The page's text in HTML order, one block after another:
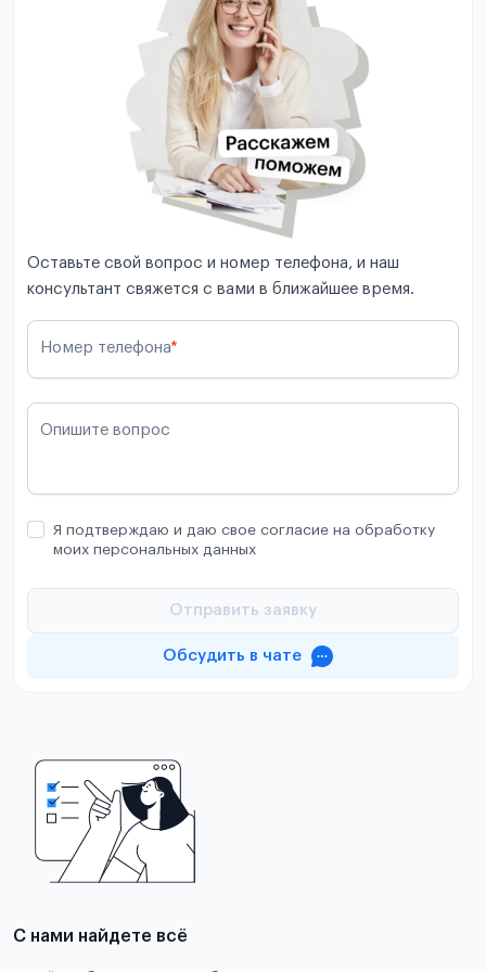
Оставьте свой вопрос и номер телефона, и наш
консультант свяжется с вами в ближайшее время.
Номер телефона*
Опишите вопрос
Я подтверждаю и даю свое согласие на обработку
моих персональных данных
Отправить заявку
Обсудить в чате
С нами найдете всё